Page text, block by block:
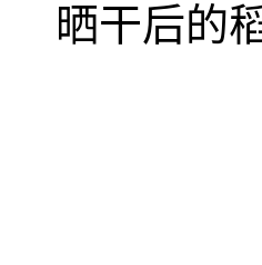
晒干后的